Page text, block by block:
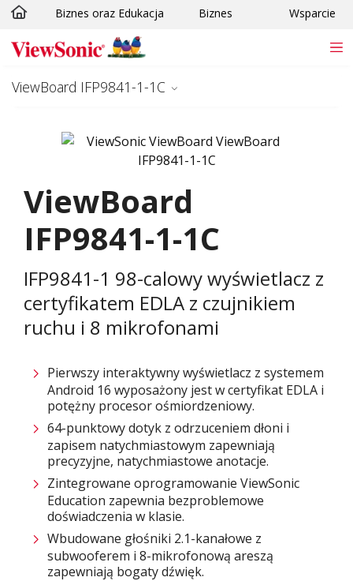
Skip to main content
Biznes oraz Edukacja Biznes Wsparcie
ViewBoard IFP9841-1-1C
ViewBoard
IFP9841-1-1C
IFP9841-1 98-calowy wyświetlacz z
certyfikatem EDLA z czujnikiem
ruchu i 8 mikrofonami
Pierwszy interaktywny wyświetlacz z systemem
Android 16 wyposażony jest w certyfikat EDLA i
potężny procesor ośmiordzeniowy.
64-punktowy dotyk z odrzuceniem dłoni i
zapisem natychmiastowym zapewniają
precyzyjne, natychmiastowe anotacje.
Zintegrowane oprogramowanie ViewSonic
Education zapewnia bezproblemowe
doświadczenia w klasie.
Wbudowane głośniki 2.1-kanałowe z
subwooferem i 8-mikrofonową areszą
zapewniają bogaty dźwięk.